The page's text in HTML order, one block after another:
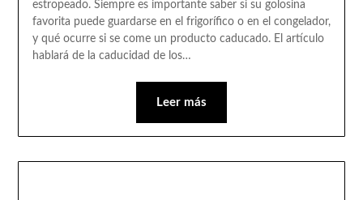
estropeado. Siempre es importante saber si su golosina
favorita puede guardarse en el frigorífico o en el congelador,
y qué ocurre si se come un producto caducado. El artículo
hablará de la caducidad de los…
Leer más